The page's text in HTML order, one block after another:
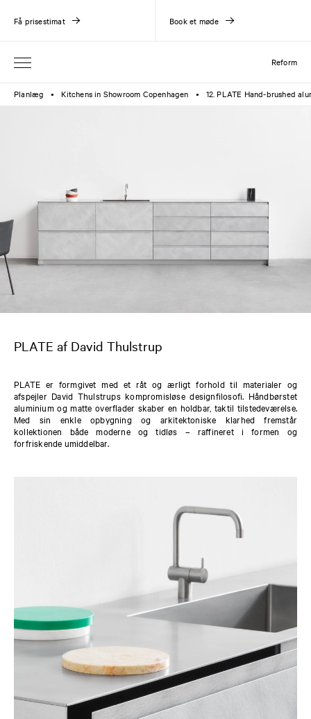
Reform
Få prisestimat Book et møde
Planlæg ● Kitchens in Showroom Copenhagen ● 12. PLATE Hand-brushed
PLATE af David Thulstrup
PLATE er formgivet med et råt og ærligt forhold til materialer og
afspejler David Thulstrups kompromisløse designfilosofi. Håndbørstet
aluminium og matte overflader skaber en holdbar, taktil tilstedeværelse.
Med sin enkle opbygning og arkitektoniske klarhed fremstår
kollektionen både moderne og tidløs – raffineret i formen og
forfriskende umiddelbar.